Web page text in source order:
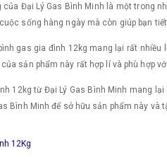
Đại Lý Gas Bình Minh là một trong
sống hàng ngày mà còn giúp bạn tiết
gas gia đình 12kg mang lại rất
sản phẩm này rất hợp lí và phù hợp
12kg từ Đại Lý Gas Bình Minh mang
Bình Minh để sở hữu sản phẩm này
12Kg